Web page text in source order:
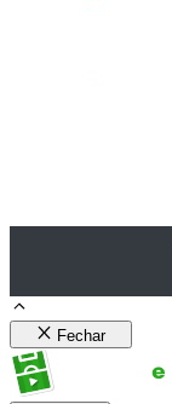
Fechar